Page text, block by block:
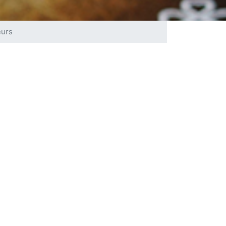
projet de camp